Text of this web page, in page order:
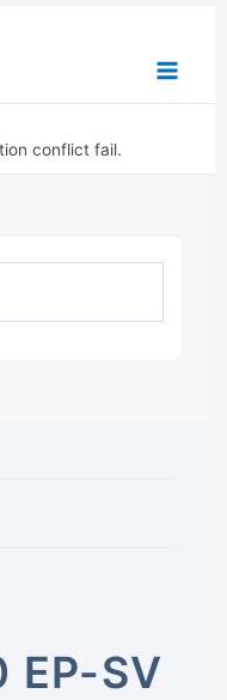
Menu
conflict fail.
EP-SV